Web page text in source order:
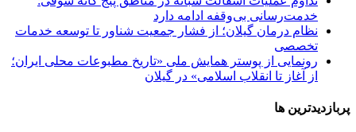
خدمت‌رسانی بی‌وقفه ادامه دارد
نظام درمان گیلان؛ از فشار جمعیت شناور تا توسعه خدمات
تخصصی
رونمایی از پوستر همایش ملی «تاریخ مطبوعات محلی ایران؛
از آغاز تا انقلاب اسلامی» در گیلان
پربازدیدترین ها